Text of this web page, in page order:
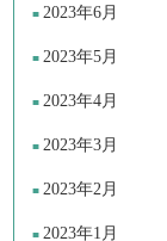
2023年6月
2023年5月
2023年4月
2023年3月
2023年2月
2023年1月